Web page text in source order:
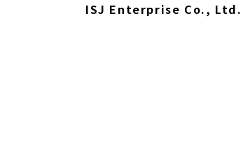
ISJ Enterprise Co., Ltd.